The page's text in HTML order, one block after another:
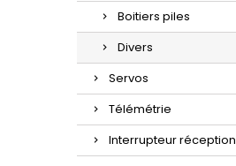
Boitiers piles
Divers
Servos
Télémétrie
Interrupteur réception